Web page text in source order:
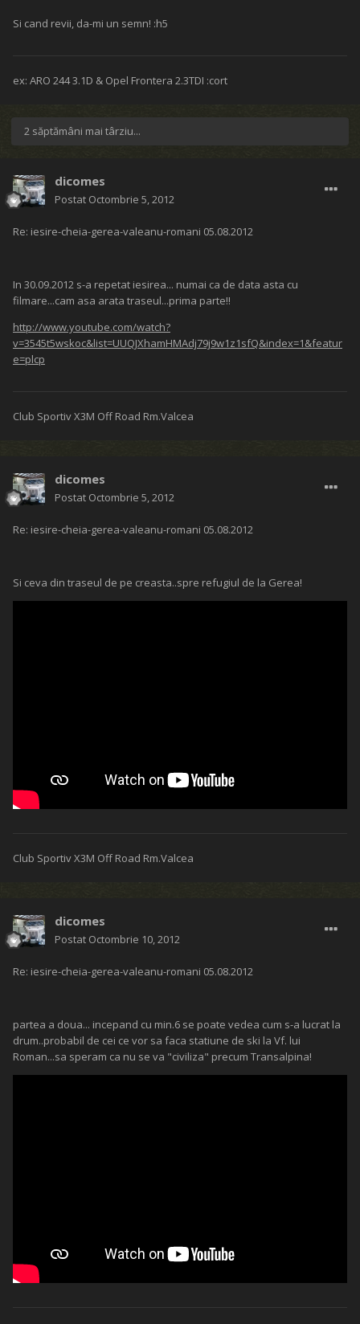
Si cand revii, da-mi un semn! :h5
ex: ARO 244 3.1D & Opel Frontera 2.3TDI :cort
2 săptămâni mai târziu...
dicomes
Postat Octombrie 5, 2012
Re: iesire-cheia-gerea-valeanu-romani 05.08.2012
In 30.09.2012 s-a repetat iesirea... numai ca de data asta cu
filmare...cam asa arata traseul...prima parte!!
http://www.youtube.com/watch?
v=3545t5wskoc&list=UUQJXhamHMAdj79j9w1z1sfQ&index=1&featur
e=plcp
Club Sportiv X3M Off Road Rm.Valcea
dicomes
Postat Octombrie 5, 2012
Re: iesire-cheia-gerea-valeanu-romani 05.08.2012
Si ceva din traseul de pe creasta..spre refugiul de la Gerea!
Club Sportiv X3M Off Road Rm.Valcea
dicomes
Postat Octombrie 10, 2012
Re: iesire-cheia-gerea-valeanu-romani 05.08.2012
partea a doua... incepand cu min.6 se poate vedea cum s-a lucrat la
drum..probabil de cei ce vor sa faca statiune de ski la Vf. lui
Roman...sa speram ca nu se va "civiliza" precum Transalpina!